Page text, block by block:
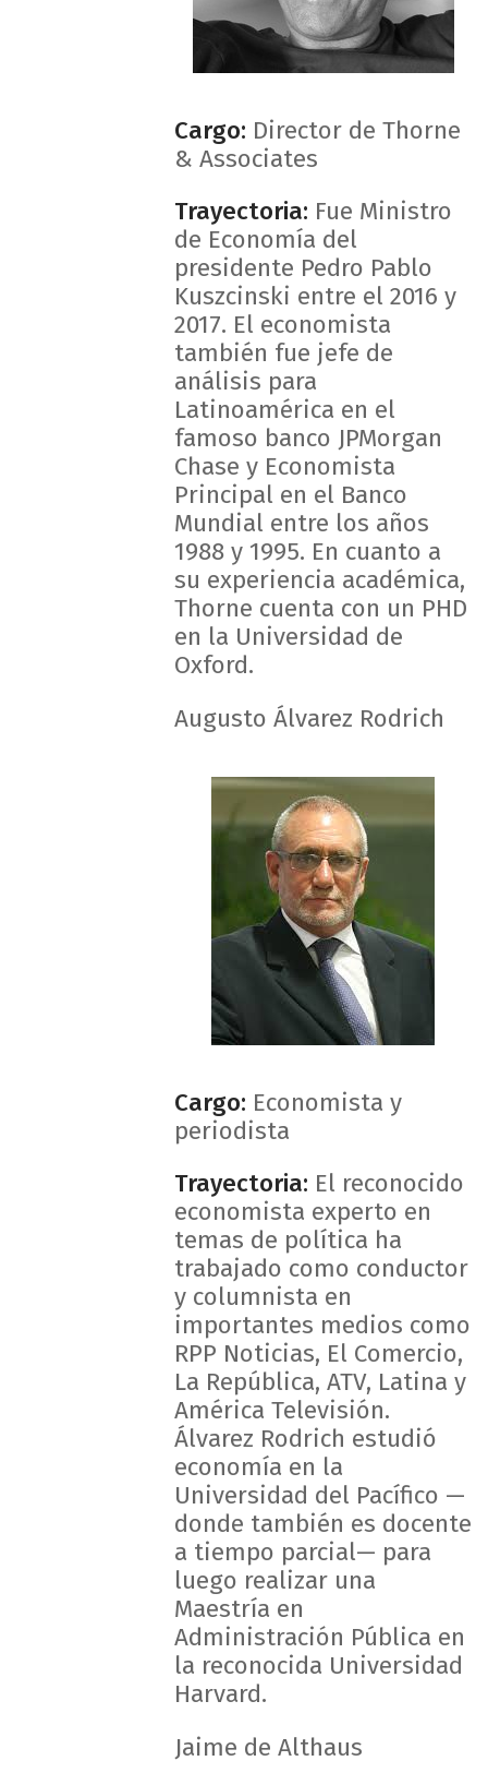
Cargo: Director de Thorne
& Associates
Trayectoria: Fue Ministro
de Economía del
presidente Pedro Pablo
Kuszcinski entre el 2016 y
2017. El economista
también fue jefe de
análisis para
Latinoamérica en el
famoso banco JPMorgan
Chase y Economista
Principal en el Banco
Mundial entre los años
1988 y 1995. En cuanto a
su experiencia académica,
Thorne cuenta con un PHD
en la Universidad de
Oxford.
Augusto Álvarez Rodrich
Cargo: Economista y
periodista
Trayectoria: El reconocido
economista experto en
temas de política ha
trabajado como conductor
y columnista en
importantes medios como
RPP Noticias, El Comercio,
La República, ATV, Latina y
América Televisión.
Álvarez Rodrich estudió
economía en la
Universidad del Pacífico —
donde también es docente
a tiempo parcial— para
luego realizar una
Maestría en
Administración Pública en
la reconocida Universidad
Harvard.
Jaime de Althaus